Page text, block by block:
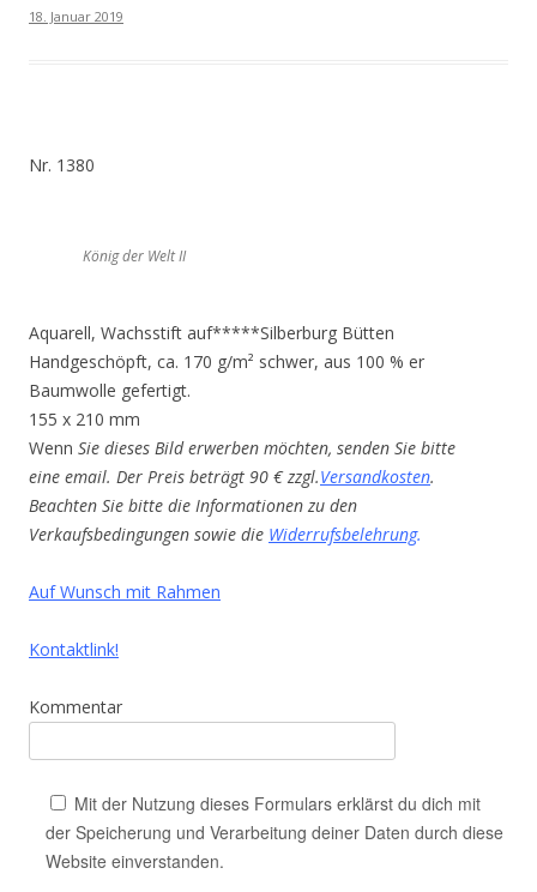
18. Januar 2019
Nr. 1380
König der Welt II
Aquarell, Wachsstift auf*****Silberburg Bütten
Handgeschöpft, ca. 170 g/m² schwer, aus 100 % er
Baumwolle gefertigt.
155 x 210 mm
Wenn Sie dieses Bild erwerben möchten, senden Sie bitte
eine email. Der Preis beträgt 90 € zzgl.Versandkosten.
Beachten Sie bitte die Informationen zu den
Verkaufsbedingungen sowie die Widerrufsbelehrung.
Auf Wunsch mit Rahmen
Kontaktlink!
Kommentar
Mit der Nutzung dieses Formulars erklärst du dich mit
der Speicherung und Verarbeitung deiner Daten durch diese
Website einverstanden.